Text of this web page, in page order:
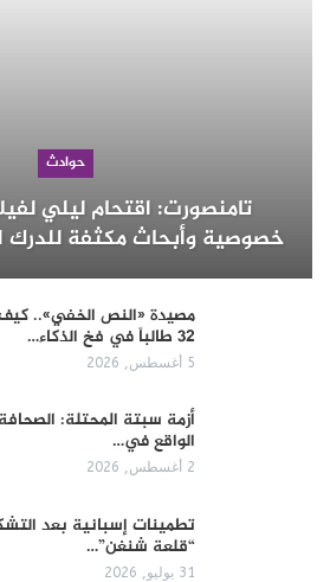
حوادث
تامنصورت: اقتحام ليلي
خصوصية وأبحاث مكثفة للدرك
مصيدة «النص الخفي»..
32 طالباً في فخ الذكاء…
5 أغسطس, 2026
أزمة سبتة المحتلة:
الواقع في…
2 أغسطس, 2026
تطمينات إسبانية بعد
“قلعة شنغن”…
31 يوليو, 2026